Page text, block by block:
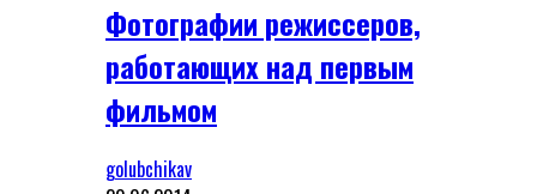
Фотографии режиссеров,
работающих над первым
фильмом
golubchikav